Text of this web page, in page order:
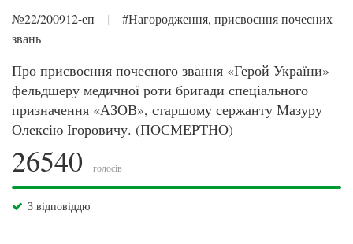
№22/200912-еп |
#Нагородження, присвоєння почесних
звань
Про присвоєння почесного звання «Герой України»
фельдшеру медичної роти бригади спеціального
призначення «АЗОВ», старшому сержанту Мазуру
Олексію Ігоровичу. (ПОСМЕРТНО)
26540 голосів
З відповіддю